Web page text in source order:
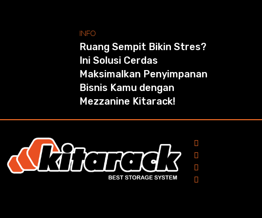
INFO
Ruang Sempit Bikin Stres?
Ini Solusi Cerdas
Maksimalkan Penyimpanan
Bisnis Kamu dengan
Mezzanine Kitarack!